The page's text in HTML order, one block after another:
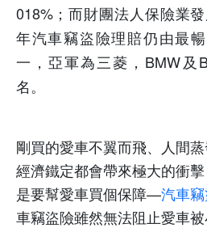
018%；而財團法人保險業
年汽車竊盜險理賠仍由最
一，亞軍為三菱，BMW及
名。
剛買的愛車不翼而飛、人間
經濟鐵定都會帶來極大的衝
是要幫愛車買個保障—汽車
車竊盜險雖然無法阻止愛車